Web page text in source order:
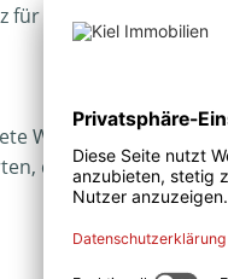
für individuelle Nutzung.
Wohnzimmer ist mit
der zusätzliche